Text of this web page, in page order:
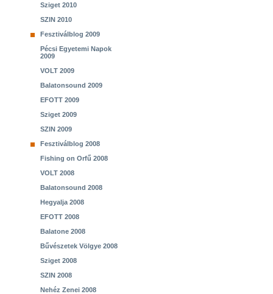
Sziget 2010
SZIN 2010
Fesztiválblog 2009
Pécsi Egyetemi Napok
2009
VOLT 2009
Balatonsound 2009
EFOTT 2009
Sziget 2009
SZIN 2009
Fesztiválblog 2008
Fishing on Orfű 2008
VOLT 2008
Balatonsound 2008
Hegyalja 2008
EFOTT 2008
Balatone 2008
Bűvészetek Völgye 2008
Sziget 2008
SZIN 2008
Nehéz Zenei 2008